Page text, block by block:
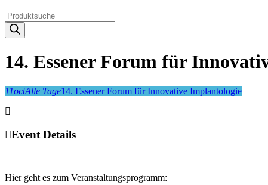
Products
search
14. Essener Forum für
11octAlle Tage14. Essener Forum für Innovative Implantologie
Event Details
Hier geht es zum Veranstaltungsprogramm: